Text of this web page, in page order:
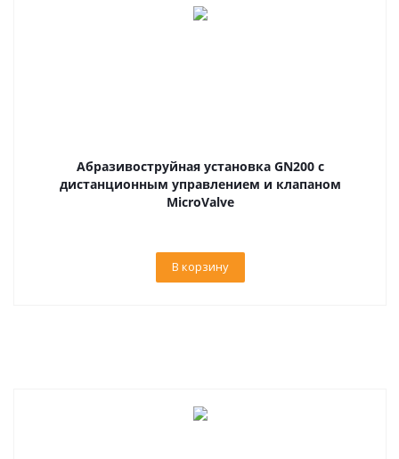
Абразивоструйная установка GN200 с
дистанционным управлением и клапаном
MicroValve
В корзину